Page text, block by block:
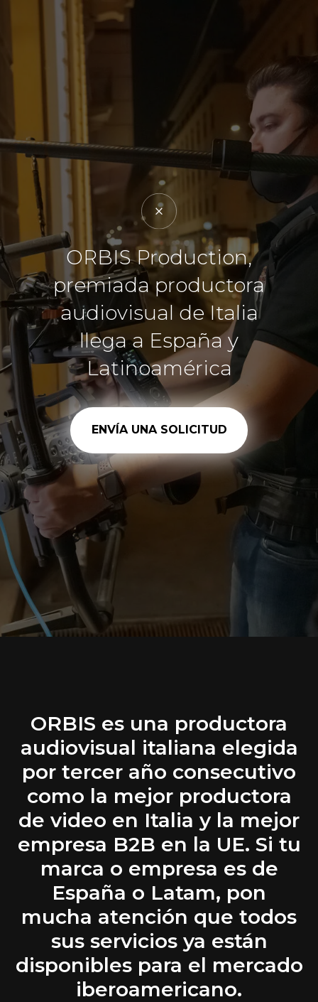
ORBIS Production,
premiada productora
audiovisual de Italia
llega a España y
Latinoamérica
ENVÍA UNA SOLICITUD
ORBIS es una productora
audiovisual italiana elegida
por tercer año consecutivo
como la mejor productora
de video en Italia y la mejor
empresa B2B en la UE. Si tu
marca o empresa es de
España o Latam, pon
mucha atención que todos
sus servicios ya están
disponibles para el mercado
iberoamericano.